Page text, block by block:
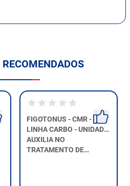
RECOMENDADOS